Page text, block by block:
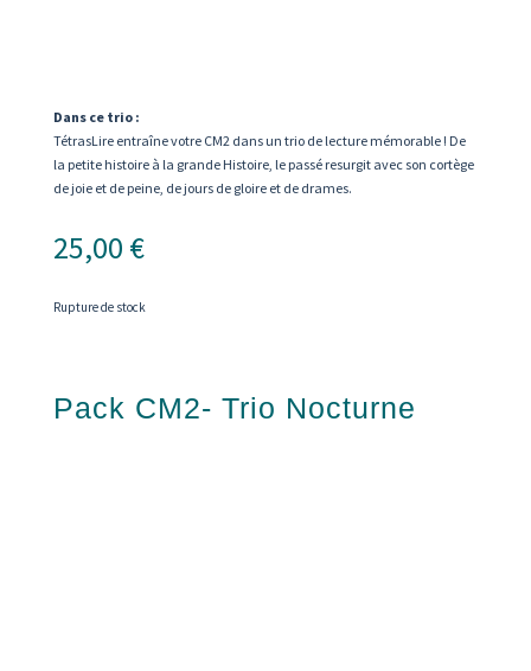
Dans ce trio :
TétrasLire entraîne votre CM2 dans un trio de lecture mémorable ! De
la petite histoire à la grande Histoire, le passé resurgit avec son cortège
de joie et de peine, de jours de gloire et de drames.
25,00 €
Rupture de stock
Pack CM2- Trio Nocturne